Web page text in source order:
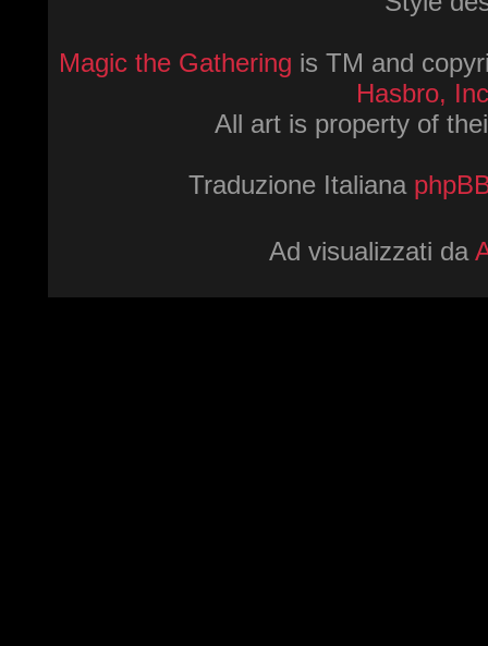
Magic the Gathering is TM and
Hasbro,
All art is property of
Traduzione Italiana
Ad visualizzati da